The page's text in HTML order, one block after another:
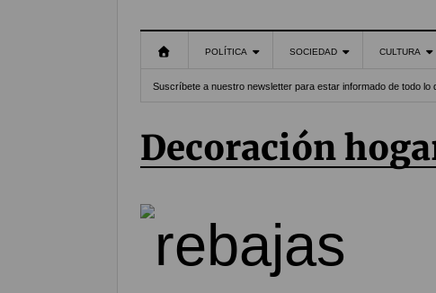
POLÍTICA SOCIEDAD CULTURA
Suscríbete a nuestro newsletter para estar informado de todo lo
decoración